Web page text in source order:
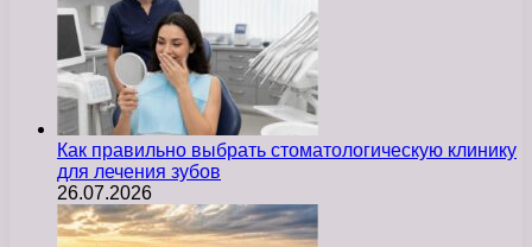
Как правильно выбрать стоматологическую клинику
для лечения зубов
26.07.2026